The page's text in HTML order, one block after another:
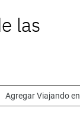
las
Agregar Viajando en